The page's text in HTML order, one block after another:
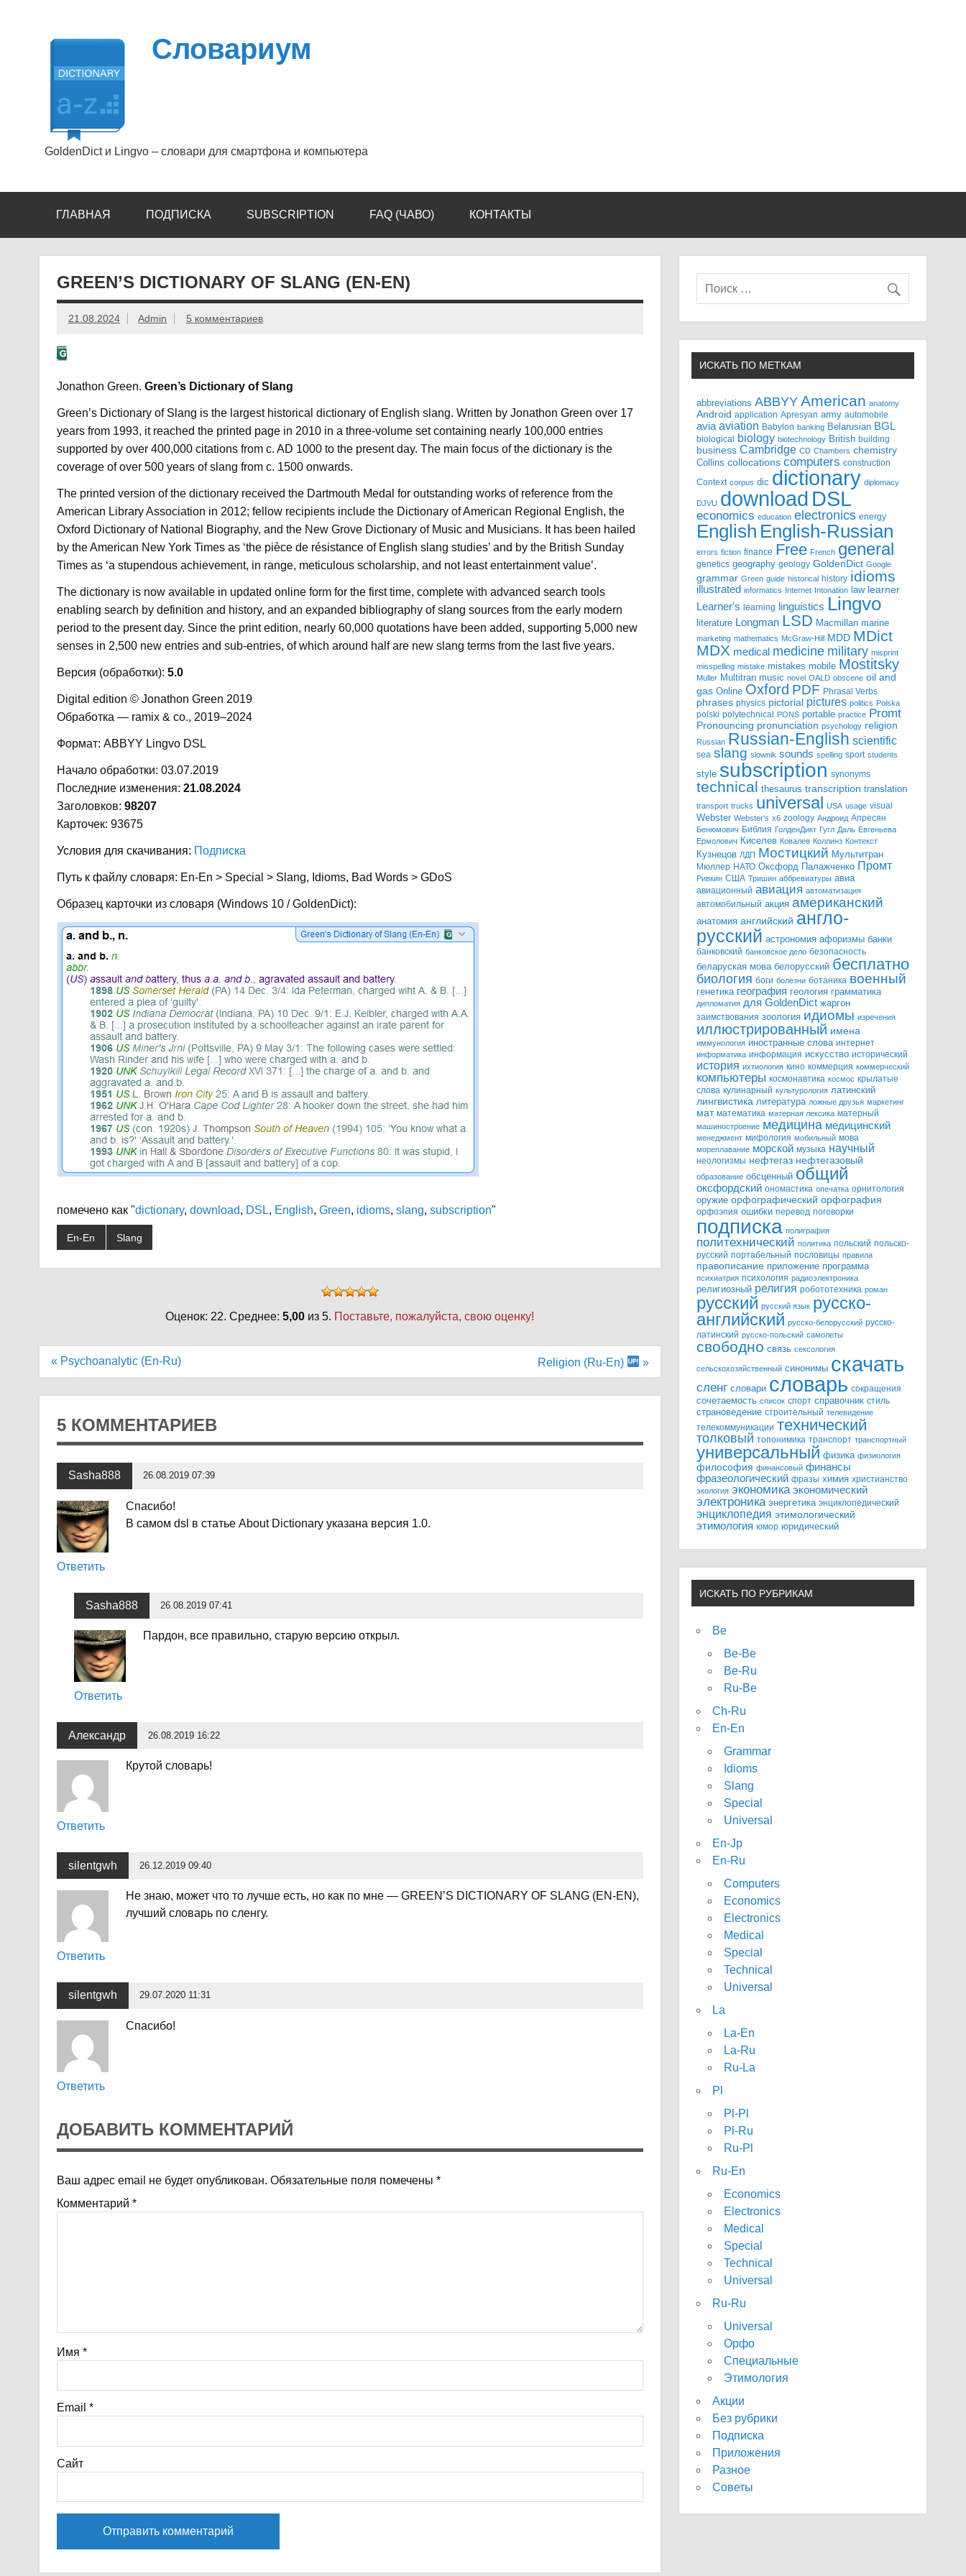
Словариум
GoldenDict и Lingvo – словари для смартфона и компьютера
ГЛАВНАЯ ПОДПИСКА SUBSCRIPTION FAQ (ЧАВО) КОНТАКТЫ
GREEN’S DICTIONARY OF SLANG (EN-EN)
21.08.2024 Admin 5 комментариев
Jonathon Green. Green’s Dictionary of Slang
Green’s Dictionary of Slang is the largest historical dictionary of English slang. Written by Jonathon Green over 17
years from 1993, it reached the printed page in 2010 in a three-volume set containing nearly 100,000 entries
supported by over 400,000 citations from c. AD 1000 to the present day. The main focus of the dictionary is the
coverage of over 500 years of slang from c. 1500 onwards.
The printed version of the dictionary received the Dartmouth Medal for outstanding works of reference from the
American Library Association in 2012; fellow recipients include the Dictionary of American Regional English, the
Oxford Dictionary of National Biography, and the New Grove Dictionary of Music and Musicians. It has been hailed
by the American New York Times as ‘the pièce de résistance of English slang studies’ and by the British Sunday
Times as ‘a stupendous achievement, in range, meticulous scholarship, and not least entertainment value’.
The dictionary is now available in updated online form for the first time, complete with advanced search tools
enabling search by definition and history, and an expanded bibliography of slang sources from the early modern
period to the present day. Since the print edition, nearly 60,000 quotations have been added, supporting 5,000 new
senses in 2,500 new entries and sub-entries, of which around half are new slang terms from the last five years.
Версия (обработки): 5.0
Digital edition © Jonathon Green 2019
Обработка — ramix & co., 2019–2024
Формат: ABBYY Lingvo DSL
Начало обработки: 03.07.2019
Последние изменения: 21.08.2024
Заголовков: 98207
Карточек: 93675
Условия для скачивания: Подписка
Путь к файлу словаря: En-En > Special > Slang, Idioms, Bad Words > GDoS
Образец карточки из словаря (Windows 10 / GoldenDict):
помечено как "dictionary, download, DSL, English, Green, idioms, slang, subscription"
En-En Slang
Оценок: 22. Среднее:5,00 из 5. Поставьте, пожалуйста, свою оценку!
Навигация
« Psychoanalytic (En-Ru) Religion (Ru-En) »
5 КОММЕНТАРИЕВ
Sasha888 26.08.2019 07:39
Спасибо!
В самом dsl в статье About Dictionary указана версия 1.0.
Ответить
Sasha888 26.08.2019 07:41
Пардон, все правильно, старую версию открыл.
Ответить
Александр 26.08.2019 16:22
Крутой словарь!
Ответить
silentgwh 26.12.2019 09:40
Не знаю, может что то лучше есть, но как по мне — GREEN’S DICTIONARY OF SLANG (EN-EN),
лучший словарь по сленгу.
Ответить
silentgwh 29.07.2020 11:31
Спасибо!
Ответить
ДОБАВИТЬ КОММЕНТАРИЙ
Ваш адрес email не будет опубликован. Обязательные поля помечены *
Комментарий *
Имя *
Email *
Сайт
ИСКАТЬ ПО МЕТКАМ
abbreviations ABBYY American anatomy
Android application Apresyan army automobile
avia aviation Babylon banking Belarusian BGL
biological biology biotechnology British building
business Cambridge CD Chambers chemistry
Collins collocations computers construction
Context corpus dic dictionary diplomacy
DJVU download DSL
economics education electronics energy
English English-Russian
errors fiction finance Free French general
genetics geography geology GoldenDict Google
grammar Green guide historical history idioms
illustrated informatics Internet Intonation law learner
Learner's learning linguistics Lingvo
literature Longman LSD Macmillan marine
marketing mathematics McGraw-Hill MDD MDict
MDX medical medicine military misprint
misspelling mistake mistakes mobile Mostitsky
Muller Multitran music novel OALD obscene oil and
gas Online Oxford PDF Phrasal Verbs
phrases physics pictorial pictures politics Polska
polski polytechnical PONS portable practice Promt
Pronouncing pronunciation psychology religion
Russian Russian-English scientific
sea slang slownik sounds spelling sport students
style subscription synonyms
technical thesaurus transcription translation
transport trucks universal USA usage visual
Webster Webster's x6 zoology Андроид Апресян
Бенюмович Библия ГолденДикт Гугл Даль Евгеньева
Ермолович Киселев Ковалев Коллинз Контекст
Кузнецов ЛДП Мостицкий Мультитран
Мюллер НАТО Оксфорд Палажченко Промт
Ривкин США Тришин аббревиатуры авиа
авиационный авиация автоматизация
автомобильный акция американский
анатомия английский англо-
русский астрономия афоризмы банки
банковский банковское дело безопасность
беларуская мова белорусский бесплатно
биология боги болезни ботаника военный
генетика география геология грамматика
дипломатия для GoldenDict жаргон
заимствования зоология идиомы изречения
иллюстрированный имена
иммунология иностранные слова интернет
информатика информация искусство исторический
история ихтиология кино коммерция коммерческий
компьютеры космонавтика космос крылатые
слова кулинарный культурология латинский
лингвистика литература ложные друзья маркетинг
мат математика матерная лексика матерный
машиностроение медицина медицинский
менеджмент мифология мобильный мова
мореплавание морской музыка научный
неологизмы нефтегаз нефтегазовый
образование обсценный общий
оксфордский ономастика опечатка орнитология
оружие орфографический орфография
орфоэпия ошибки перевод поговорки
подписка полиграфия
политехнический политика польский польско-
русский портабельный пословицы правила
правописание приложение программа
психиатрия психология радиоэлектроника
религиозный религия робототехника роман
русский русский язык русско-
английский русско-белорусский русско-
латинский русско-польский самолеты
свободно связь сексология
сельскохозяйственный синонимы скачать
сленг словари словарь сокращения
сочетаемость список спорт справочник стиль
страноведение строительный телевидение
телекоммуникации технический
толковый топонимика транспорт транспортный
универсальный физика физиология
философия финансовый финансы
фразеологический фразы химия христианство
экология экономика экономический
электроника энергетика энциклопедический
энциклопедия этимологический
этимология юмор юридический
ИСКАТЬ ПО РУБРИКАМ
Be
Be-Be
Be-Ru
Ru-Be
Ch-Ru
En-En
Grammar
Idioms
Slang
Special
Universal
En-Jp
En-Ru
Computers
Economics
Electronics
Medical
Special
Technical
Universal
La
La-En
La-Ru
Ru-La
Pl
Pl-Pl
Pl-Ru
Ru-Pl
Ru-En
Economics
Electronics
Medical
Special
Technical
Universal
Ru-Ru
Universal
Орфо
Специальные
Этимология
Акции
Без рубрики
Подписка
Приложения
Разное
Советы